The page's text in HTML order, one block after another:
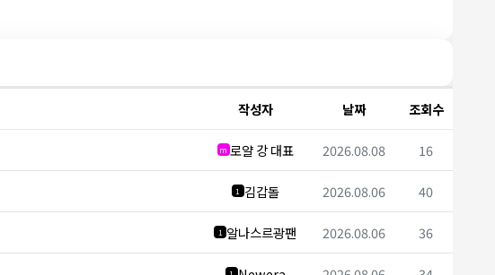
작성자 날짜 조회수
m 로얄 강 대표 2026.08.08 16
1 김갑돌 2026.08.06 40
1 알나스르광팬 2026.08.06 36